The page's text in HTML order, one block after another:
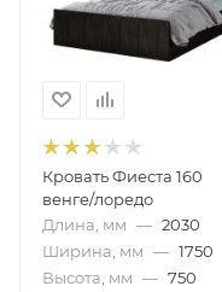
Кровать Фиеста 160
венге/лоредо
Длина, мм — 2030
Ширина, мм — 1750
Высота, мм — 750